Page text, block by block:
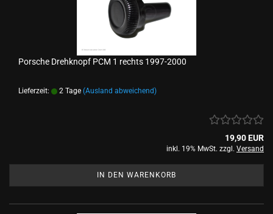
Porsche Drehknopf PCM 1 rechts 1997-2000
Lieferzeit: 2 Tage (Ausland abweichend)
19,90 EUR
inkl. 19% MwSt. zzgl. Versand
IN DEN WARENKORB